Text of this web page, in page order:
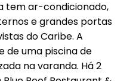
tem ar-condicionado,
e grandes portas
do Caribe. A
de uma piscina de
na varanda. Há 2